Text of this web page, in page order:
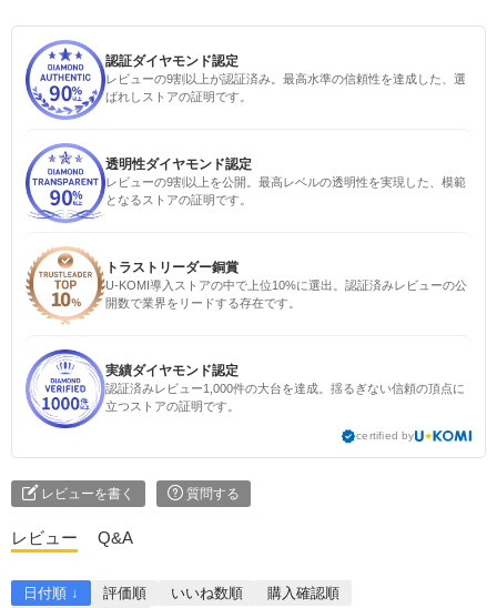
認証ダイヤモンド認定
レビューの9割以上が認証済み。最高水準の信頼性を達成した、選
ばれしストアの証明です。
透明性ダイヤモンド認定
レビューの9割以上を公開。最高レベルの透明性を実現した、模範
となるストアの証明です。
トラストリーダー銅賞
U-KOMI導入ストアの中で上位10%に選出。認証済みレビューの公
開数で業界をリードする存在です。
実績ダイヤモンド認定
認証済みレビュー1,000件の大台を達成。揺るぎない信頼の頂点に
立つストアの証明です。
certified by
レビューを書く 質問する
レビュー Q&A
日付順 ↓ 評価順 いいね数順
購入確認順